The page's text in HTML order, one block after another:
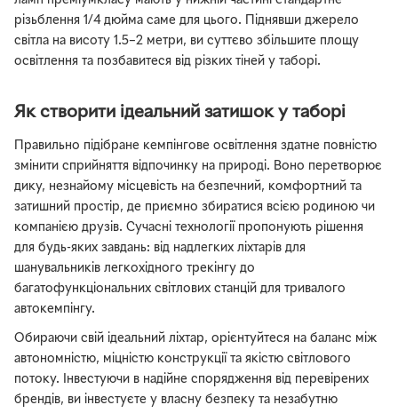
різьблення 1/4 дюйма саме для цього. Піднявши джерело
світла на висоту 1.5–2 метри, ви суттєво збільшите площу
освітлення та позбавитеся від різких тіней у таборі.
Як створити ідеальний затишок у таборі
Правильно підібране кемпінгове освітлення здатне повністю
змінити сприйняття відпочинку на природі. Воно перетворює
дику, незнайому місцевість на безпечний, комфортний та
затишний простір, де приємно збиратися всією родиною чи
компанією друзів. Сучасні технології пропонують рішення
для будь-яких завдань: від надлегких ліхтарів для
шанувальників легкохідного трекінгу до
багатофункціональних світлових станцій для тривалого
автокемпінгу.
Обираючи свій ідеальний ліхтар, орієнтуйтеся на баланс між
автономністю, міцністю конструкції та якістю світлового
потоку. Інвестуючи в надійне спорядження від перевірених
брендів, ви інвестуєте у власну безпеку та незабутню